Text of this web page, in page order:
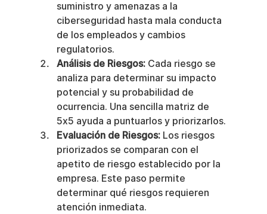
suministro y amenazas a la
ciberseguridad hasta mala conducta
de los empleados y cambios
regulatorios.
Análisis de Riesgos: Cada riesgo se
analiza para determinar su impacto
potencial y su probabilidad de
ocurrencia. Una sencilla matriz de
5x5 ayuda a puntuarlos y priorizarlos.
Evaluación de Riesgos: Los riesgos
priorizados se comparan con el
apetito de riesgo establecido por la
empresa. Este paso permite
determinar qué riesgos requieren
atención inmediata.